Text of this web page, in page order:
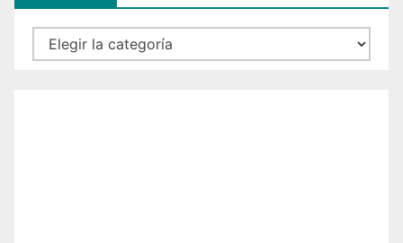
Categorías